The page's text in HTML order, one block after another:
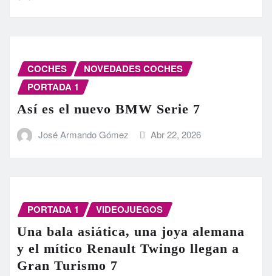
COCHES
NOVEDADES COCHES
PORTADA 1
Así es el nuevo BMW Serie 7
José Armando Gómez Abr 22, 2026
PORTADA 1 VIDEOJUEGOS
Una bala asiática, una joya alemana
y el mítico Renault Twingo llegan a
Gran Turismo 7